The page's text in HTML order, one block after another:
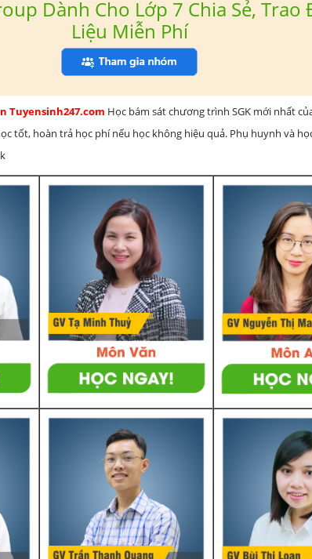
Dành Cho Lớp 7 Chia Sẻ, Trao
Liệu Miễn Phí
Tuyensinh247.com Học bám sát chương trình SGK mới nhất
tốt, hoàn trả học phí nếu học không hiệu quả. Phụ huynh và